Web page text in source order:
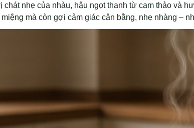
chát nhẹ của nhàu, hậu ngọt thanh từ cam thảo và
mà còn gợi cảm giác cân bằng, nhẹ nhàng –